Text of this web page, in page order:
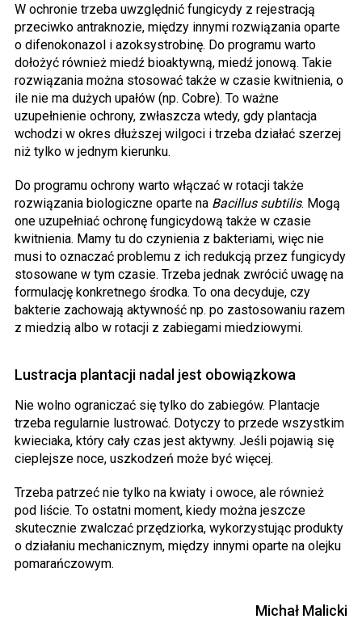
W ochronie trzeba uwzględnić fungicydy z rejestracją
przeciwko antraknozie, między innymi rozwiązania oparte
o difenokonazol i azoksystrobinę. Do programu warto
dołożyć również miedź bioaktywną, miedź jonową. Takie
rozwiązania można stosować także w czasie kwitnienia, o
ile nie ma dużych upałów (np. Cobre). To ważne
uzupełnienie ochrony, zwłaszcza wtedy, gdy plantacja
wchodzi w okres dłuższej wilgoci i trzeba działać szerzej
niż tylko w jednym kierunku.
Do programu ochrony warto włączać w rotacji także
rozwiązania biologiczne oparte na Bacillus subtilis. Mogą
one uzupełniać ochronę fungicydową także w czasie
kwitnienia. Mamy tu do czynienia z bakteriami, więc nie
musi to oznaczać problemu z ich redukcją przez fungicydy
stosowane w tym czasie. Trzeba jednak zwrócić uwagę na
formulację konkretnego środka. To ona decyduje, czy
bakterie zachowają aktywność np. po zastosowaniu razem
z miedzią albo w rotacji z zabiegami miedziowymi.
Lustracja plantacji nadal jest obowiązkowa
Nie wolno ograniczać się tylko do zabiegów. Plantacje
trzeba regularnie lustrować. Dotyczy to przede wszystkim
kwieciaka, który cały czas jest aktywny. Jeśli pojawią się
cieplejsze noce, uszkodzeń może być więcej.
Trzeba patrzeć nie tylko na kwiaty i owoce, ale również
pod liście. To ostatni moment, kiedy można jeszcze
skutecznie zwalczać przędziorka, wykorzystując produkty
o działaniu mechanicznym, między innymi oparte na olejku
pomarańczowym.
Michał Malicki